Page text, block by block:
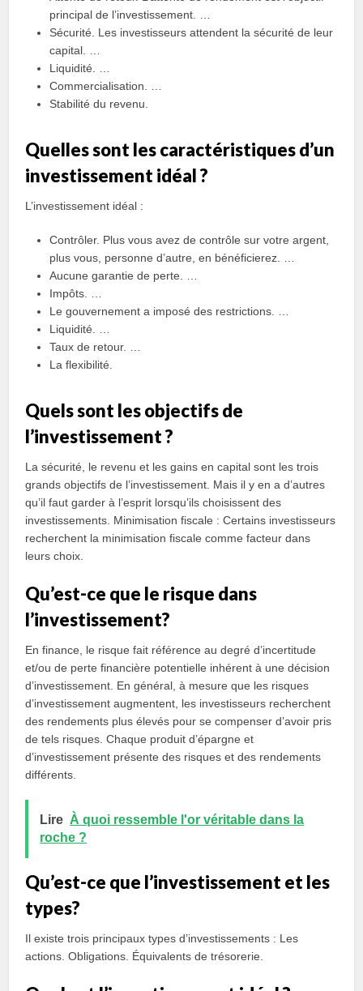
principal de l’investissement. …
Sécurité. Les investisseurs attendent la sécurité de leur
capital. …
Liquidité. …
Commercialisation. …
Stabilité du revenu.
Quelles sont les caractéristiques d’un
investissement idéal ?
L’investissement idéal :
Contrôler. Plus vous avez de contrôle sur votre argent,
plus vous, personne d’autre, en bénéficierez. …
Aucune garantie de perte. …
Impôts. …
Le gouvernement a imposé des restrictions. …
Liquidité. …
Taux de retour. …
La flexibilité.
Quels sont les objectifs de
l’investissement ?
La sécurité, le revenu et les gains en capital sont les trois
grands objectifs de l’investissement. Mais il y en a d’autres
qu’il faut garder à l’esprit lorsqu’ils choisissent des
investissements. Minimisation fiscale : Certains investisseurs
recherchent la minimisation fiscale comme facteur dans
leurs choix.
Qu’est-ce que le risque dans
l’investissement?
En finance, le risque fait référence au degré d’incertitude
et/ou de perte financière potentielle inhérent à une décision
d’investissement. En général, à mesure que les risques
d’investissement augmentent, les investisseurs recherchent
des rendements plus élevés pour se compenser d’avoir pris
de tels risques. Chaque produit d’épargne et
d’investissement présente des risques et des rendements
différents.
Lire À quoi ressemble l'or véritable dans la
roche ?
Qu’est-ce que l’investissement et les
types?
Il existe trois principaux types d’investissements : Les
actions. Obligations. Équivalents de trésorerie.